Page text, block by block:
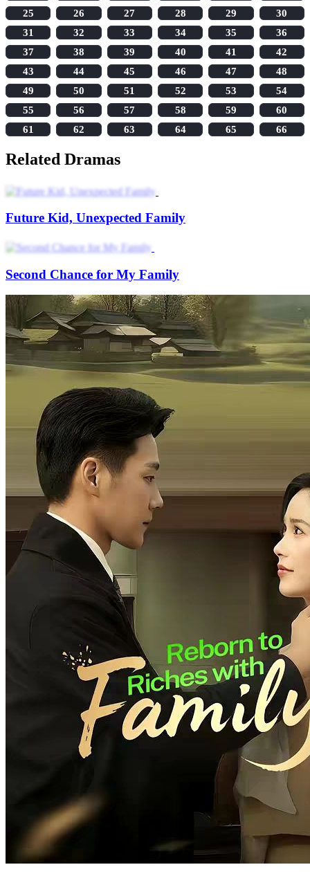
25
26 27 28 29
30
31
32 33 34 35
36
37
38 39 40 41
42
43
44 45 46 47
48
49
50 51 52 53
54
55
56 57 58 59
60
61
62 63 64 65 66
Related Dramas
Future Kid, Unexpected Family
Second Chance for My Family